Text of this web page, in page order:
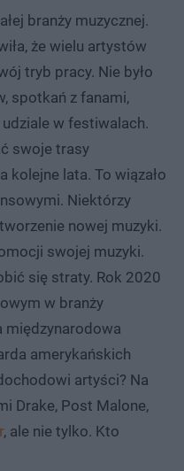
branży muzycznej.
że wielu artystów
tryb pracy. Nie było
spotkań z fanami,
w festiwalach.
swoje trasy
kolejne lata. To wiązało
Niektórzy
nowej muzyki.
swojej muzyki.
się straty. Rok 2020
w branży
międzynarodowa
amerykańskich
artyści? Na
Drake, Post Malone,
, ale nie tylko. Kto